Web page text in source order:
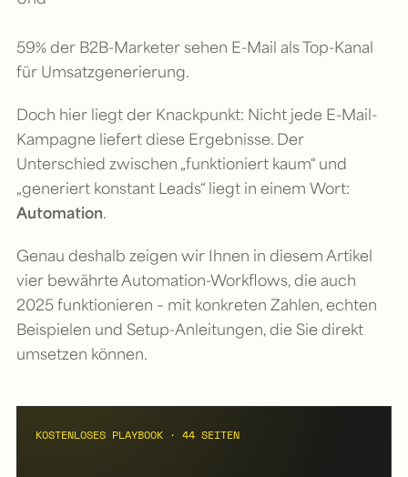
59% der B2B-Marketer sehen E-Mail als Top-Kanal
für Umsatzgenerierung.
Doch hier liegt der Knackpunkt: Nicht jede E-Mail-
Kampagne liefert diese Ergebnisse. Der
Unterschied zwischen „funktioniert kaum“ und
„generiert konstant Leads“ liegt in einem Wort:
Automation.
Genau deshalb zeigen wir Ihnen in diesem Artikel
vier bewährte Automation-Workflows, die auch
2025 funktionieren – mit konkreten Zahlen, echten
Beispielen und Setup-Anleitungen, die Sie direkt
umsetzen können.
KOSTENLOSES PLAYBOOK · 44 SEITEN